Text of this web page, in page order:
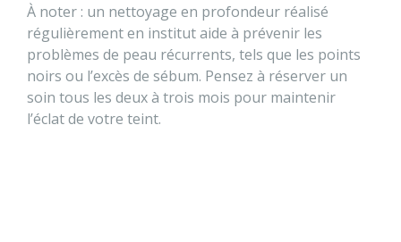
À noter : un nettoyage en profondeur réalisé
régulièrement en institut aide à prévenir les
problèmes de peau récurrents, tels que les points
noirs ou l’excès de sébum. Pensez à réserver un
soin tous les deux à trois mois pour maintenir
l’éclat de votre teint.